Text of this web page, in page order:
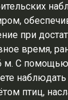
при
время,
м. С помощью
птиц,